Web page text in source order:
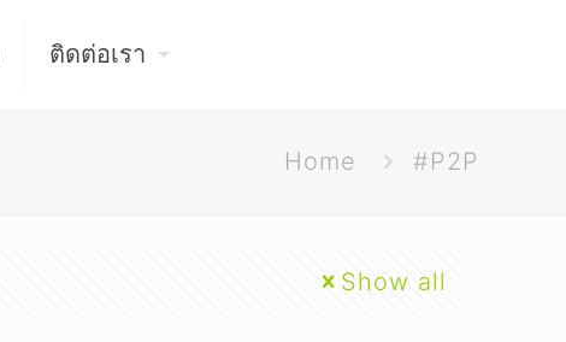
ติดต่อเรา
Home #P2P
Show all